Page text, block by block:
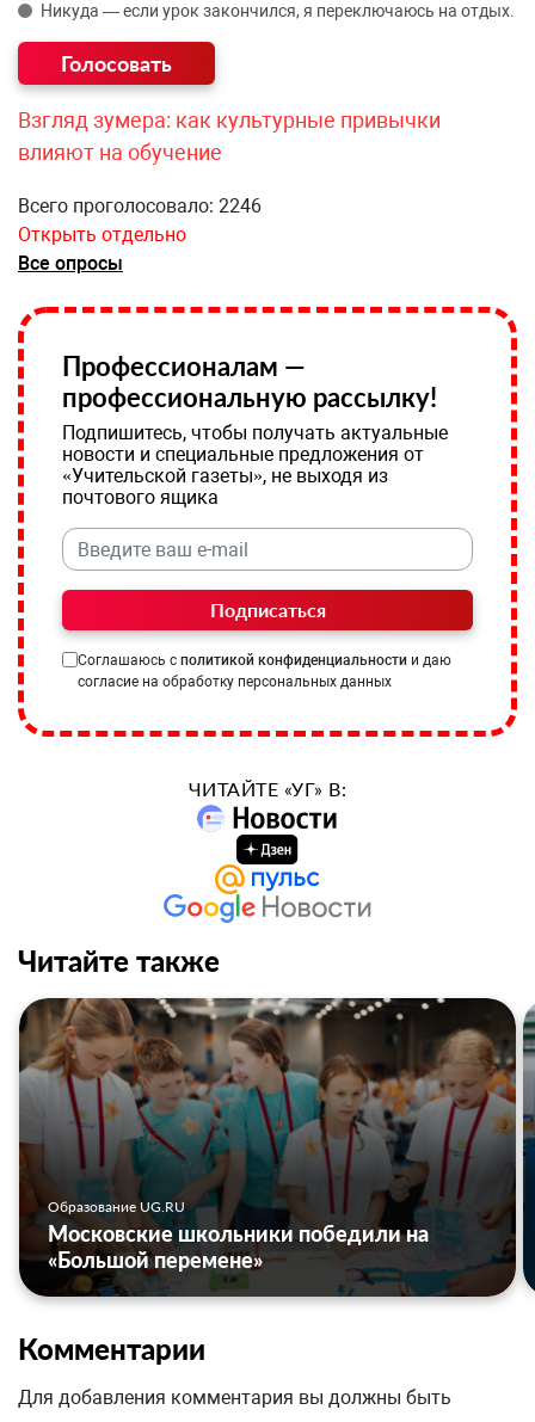
Никуда — если урок закончился, я переключаюсь на отдых.
Взгляд зумера: как культурные привычки
влияют на обучение
Всего проголосовало: 2246
Открыть отдельно
Все опросы
Профессионалам —
профессиональную рассылку!
Подпишитесь, чтобы получать актуальные
новости и специальные предложения от
«Учительской газеты», не выходя из
почтового ящика
Подписаться
Соглашаюсь с политикой конфиденциальности и даю
согласие на обработку персональных данных
ЧИТАЙТЕ «УГ» В:
Читайте также
Образование UG.RU
Московские школьники победили на
«Большой перемене»
Комментарии
Для добавления комментария вы должны быть